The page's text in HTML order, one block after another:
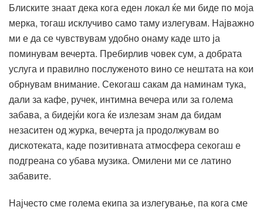
Блиските знаат дека кога еден локал ќе ми биде по моја
мерка, тогаш исклучиво само таму излегувам. Најважно
ми е да се чувствувам удобно онаму каде што ја
поминувам вечерта. Пребирлив човек сум, а добрата
услуга и правилно послуженото вино се нештата на кои
обрнувам внимание. Секогаш сакам да наминам тука,
дали за кафе, ручек, интимна вечера или за голема
забава, а бидејќи кога ќе излезам знам да бидам
незаситен од журка, вечерта ја продолжувам во
дискотеката, каде позитивната атмосфера секогаш е
подгреана со убава музика. Омилени ми се латино
забавите.
Најчесто сме голема екипа за излегување, па кога сме